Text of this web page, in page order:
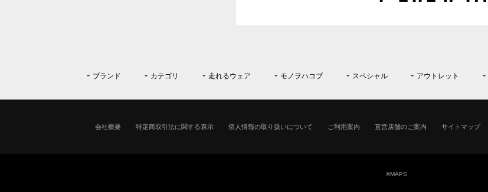
ブランド カテゴリ 走れるウェア モノヲハコブ スペシャル アウトレット
会社概要 特定商取引法に関する表示 個人情報の取り扱いについて ご利用案内 直営店舗のご案内 サイトマップ
©MAPS